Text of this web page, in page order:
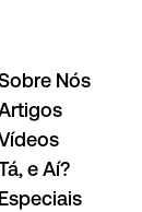
Nós
e Aí?
Especiais